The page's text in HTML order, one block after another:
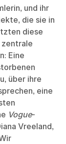
und ihr
die sie in
diese
zentrale
Eine
über ihre
eine
Vogue-
Vreeland,